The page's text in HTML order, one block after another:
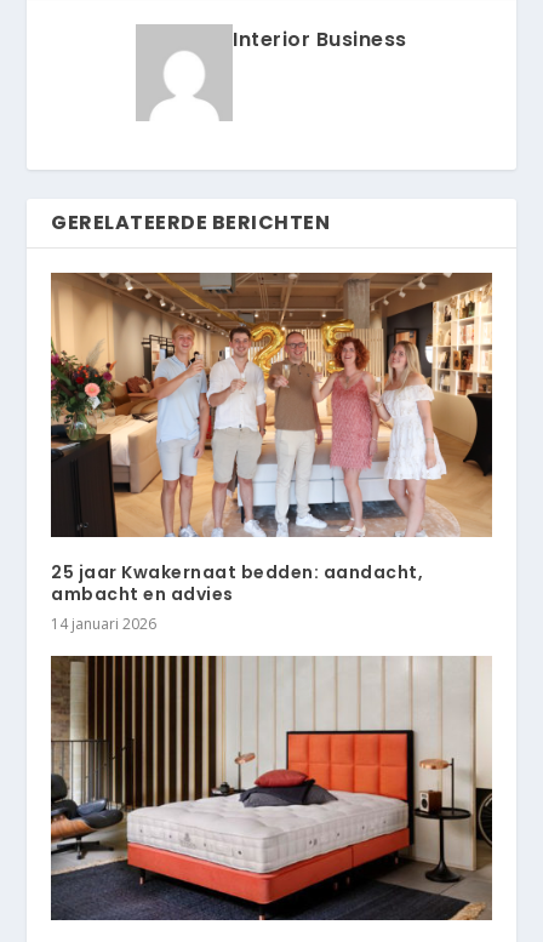
Interior Business
GERELATEERDE BERICHTEN
25 jaar Kwakernaat bedden: aandacht,
ambacht en advies
14 januari 2026